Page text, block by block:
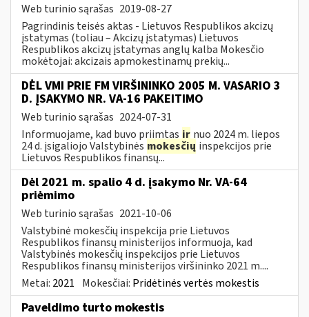
Web turinio sąrašas 2019-08-27
Pagrindinis teisės aktas - Lietuvos Respublikos akcizų
įstatymas (toliau – Akcizų įstatymas) Lietuvos
Respublikos akcizų įstatymas anglų kalba Mokesčio
mokėtojai: akcizais apmokestinamų prekių...
DĖL VMI PRIE FM VIRŠININKO 2005 M. VASARIO 3
D. ĮSAKYMO NR. VA-16 PAKEITIMO
Web turinio sąrašas 2024-07-31
Informuojame, kad buvo priimtas ir nuo 2024 m. liepos
24 d. įsigaliojo Valstybinės mokesčių inspekcijos prie
Lietuvos Respublikos finansų...
Dėl 2021 m. spalio 4 d. įsakymo Nr. VA-64
priėmimo
Web turinio sąrašas 2021-10-06
Valstybinė mokesčių inspekcija prie Lietuvos
Respublikos finansų ministerijos informuoja, kad
Valstybinės mokesčių inspekcijos prie Lietuvos
Respublikos finansų ministerijos viršininko 2021 m....
Metai: 2021 Mokesčiai: Pridėtinės vertės mokestis
Paveldimo turto mokestis